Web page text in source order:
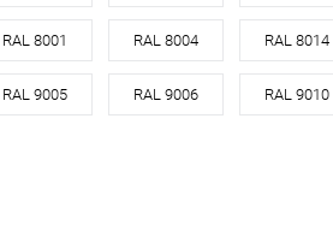
В избранное
Под заказ
RAL 8001 RAL 8004 RAL 8014
RAL 9005 RAL 9006 RAL 9010